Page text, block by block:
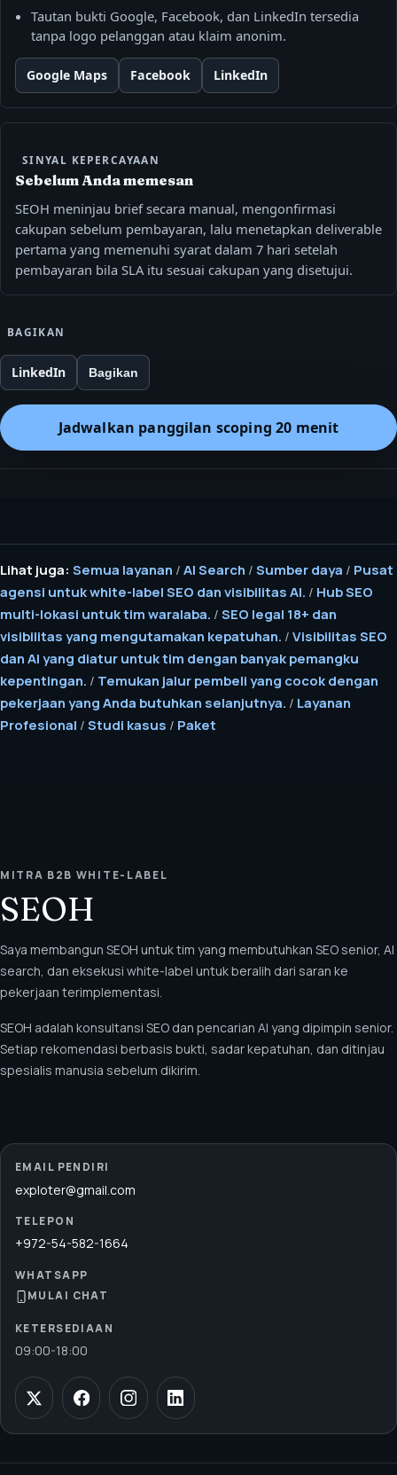
Tautan bukti Google, Facebook, dan LinkedIn tersedia
tanpa logo pelanggan atau klaim anonim.
Google Maps Facebook LinkedIn
SINYAL KEPERCAYAAN
Sebelum Anda memesan
SEOH meninjau brief secara manual, mengonfirmasi
cakupan sebelum pembayaran, lalu menetapkan deliverable
pertama yang memenuhi syarat dalam 7 hari setelah
pembayaran bila SLA itu sesuai cakupan yang disetujui.
BAGIKAN
LinkedIn Bagikan
Jadwalkan panggilan scoping 20 menit
Lihat juga: Semua layanan / AI Search / Sumber daya / Pusat
agensi untuk white-label SEO dan visibilitas AI. / Hub SEO
multi-lokasi untuk tim waralaba. / SEO legal 18+ dan
visibilitas yang mengutamakan kepatuhan. / Visibilitas SEO
dan AI yang diatur untuk tim dengan banyak pemangku
kepentingan. / Temukan jalur pembeli yang cocok dengan
pekerjaan yang Anda butuhkan selanjutnya. / Layanan
Profesional / Studi kasus / Paket
MITRA B2B WHITE-LABEL
SEOH
Saya membangun SEOH untuk tim yang membutuhkan SEO senior, AI
search, dan eksekusi white-label untuk beralih dari saran ke
pekerjaan terimplementasi.
SEOH adalah konsultansi SEO dan pencarian AI yang dipimpin senior.
Setiap rekomendasi berbasis bukti, sadar kepatuhan, dan ditinjau
spesialis manusia sebelum dikirim.
EMAIL PENDIRI
exploter@gmail.com
TELEPON
+972-54-582-1664
WHATSAPP
MULAI CHAT
KETERSEDIAAN
09:00-18:00